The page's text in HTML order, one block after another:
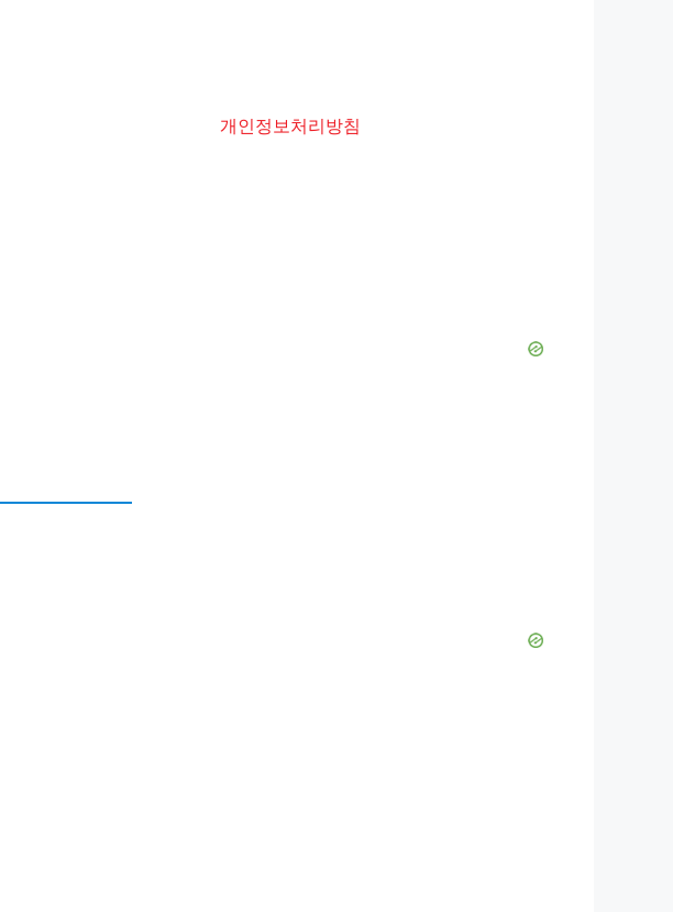
개인정보처리방침